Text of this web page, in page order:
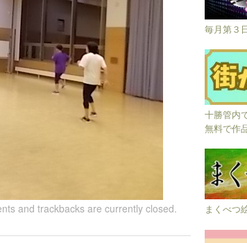
and trackbacks are currently closed.
毎月第３
十勝管内
無料で作
まくべつ